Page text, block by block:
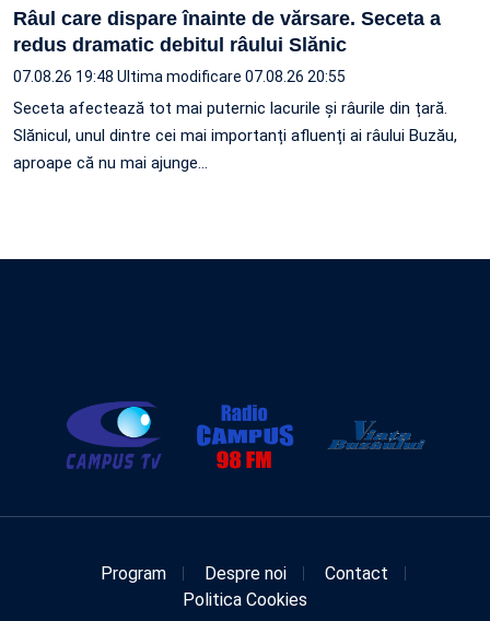
Râul care dispare înainte de vărsare. Seceta a
redus dramatic debitul râului Slănic
07.08.26 19:48 Ultima modificare 07.08.26 20:55
Seceta afectează tot mai puternic lacurile și râurile din țară.
Slănicul, unul dintre cei mai importanți afluenți ai râului Buzău,
aproape că nu mai ajunge…
Program Despre noi
Contact
Politica Cookies